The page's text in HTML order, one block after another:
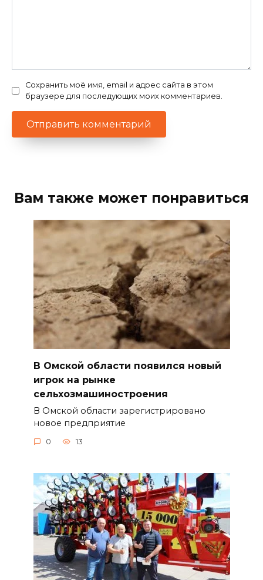
Сохранить моё имя, email и адрес сайта в этом
браузере для последующих моих комментариев.
Вам также может понравиться
В Омской области появился новый
игрок на рынке
сельхозмашиностроения
В Омской области зарегистрировано
новое предприятие
0 13